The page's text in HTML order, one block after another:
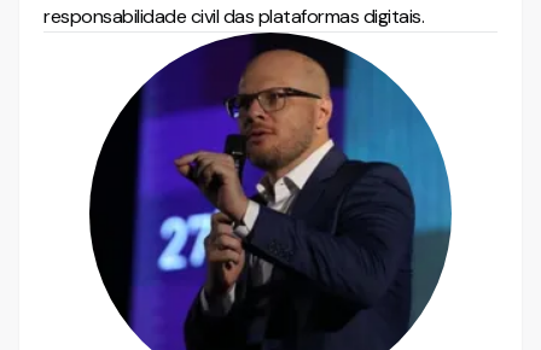
responsabilidade civil das plataformas digitais.